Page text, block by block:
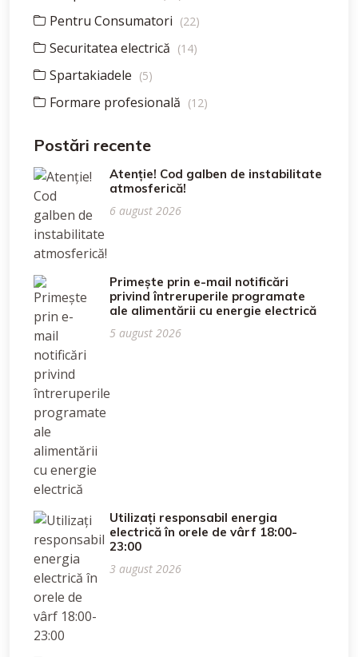
Pentru Consumatori (22)
Securitatea electrică (14)
Spartakiadele (5)
Formare profesională (12)
Postări recente
Atenție! Cod galben de instabilitate
atmosferică!
6 august 2026
Primește prin e-mail notificări
privind întreruperile programate
ale alimentării cu energie electrică
5 august 2026
Utilizați responsabil energia
electrică în orele de vârf 18:00-
23:00
3 august 2026